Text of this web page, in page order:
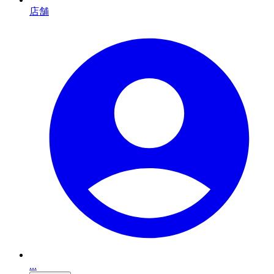
店舗
...